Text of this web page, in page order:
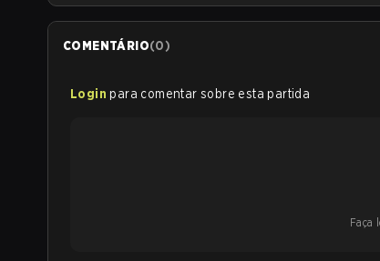
COMENTÁRIO(0)
Login para comentar sobre esta partida
Faça